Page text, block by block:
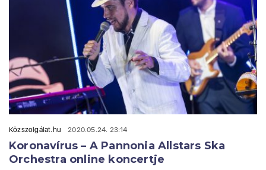
Közszolgálat.hu 2020.05.24. 23:14
Koronavírus – A Pannonia Allstars Ska
Orchestra online koncertje